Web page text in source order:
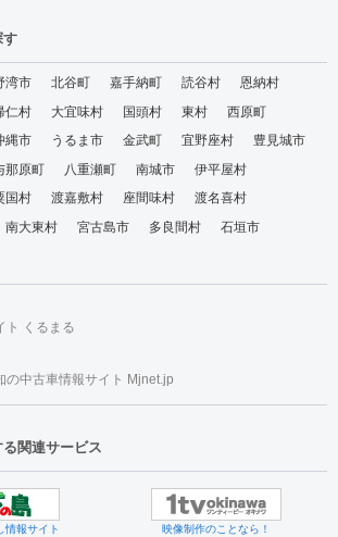
す
湾市 北谷町 嘉手納町 読谷村
恩納村
仁村 大宜味村 国頭村 東村
西原町
縄市 うるま市 金武町 宜野座村
豊見城市
那原町 八重瀬町 南城市
伊平屋村
国村 渡嘉敷村 座間味村
渡名喜村
南大東村 宮古島市 多良間村
石垣市
ト くるまる
の中古車情報サイト Mjnet.jp
関連サービス
情報サイト 映像制作のことなら！